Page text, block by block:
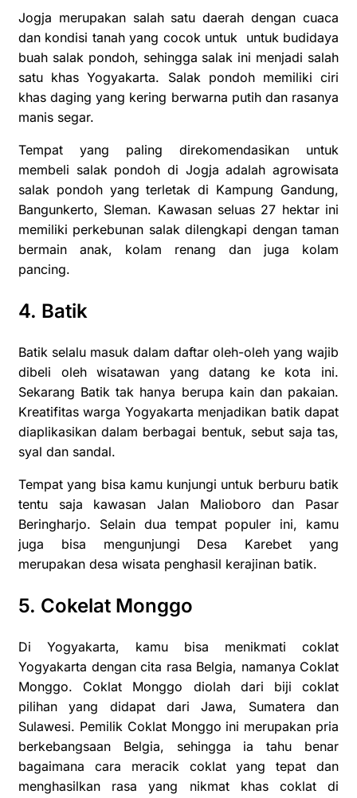
Jogja merupakan salah satu daerah dengan cuaca
dan kondisi tanah yang cocok untuk untuk budidaya
buah salak pondoh, sehingga salak ini menjadi salah
satu khas Yogyakarta. Salak pondoh memiliki ciri
khas daging yang kering berwarna putih dan rasanya
manis segar.
Tempat yang paling direkomendasikan untuk
membeli salak pondoh di Jogja adalah agrowisata
salak pondoh yang terletak di Kampung Gandung,
Bangunkerto, Sleman. Kawasan seluas 27 hektar ini
memiliki perkebunan salak dilengkapi dengan taman
bermain anak, kolam renang dan juga kolam
pancing.
4. Batik
Batik selalu masuk dalam daftar oleh-oleh yang wajib
dibeli oleh wisatawan yang datang ke kota ini.
Sekarang Batik tak hanya berupa kain dan pakaian.
Kreatifitas warga Yogyakarta menjadikan batik dapat
diaplikasikan dalam berbagai bentuk, sebut saja tas,
syal dan sandal.
Tempat yang bisa kamu kunjungi untuk berburu batik
tentu saja kawasan Jalan Malioboro dan Pasar
Beringharjo. Selain dua tempat populer ini, kamu
juga bisa mengunjungi Desa Karebet yang
merupakan desa wisata penghasil kerajinan batik.
5. Cokelat Monggo
Di Yogyakarta, kamu bisa menikmati coklat
Yogyakarta dengan cita rasa Belgia, namanya Coklat
Monggo. Coklat Monggo diolah dari biji coklat
pilihan yang didapat dari Jawa, Sumatera dan
Sulawesi. Pemilik Coklat Monggo ini merupakan pria
berkebangsaan Belgia, sehingga ia tahu benar
bagaimana cara meracik coklat yang tepat dan
menghasilkan rasa yang nikmat khas coklat di